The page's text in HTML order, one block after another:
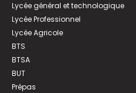
Lycée général et technologique
Lycée Professionnel
Lycée Agricole
BTS
BTSA
BUT
Prépas